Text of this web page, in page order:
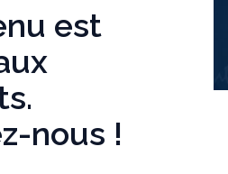
est
nous !